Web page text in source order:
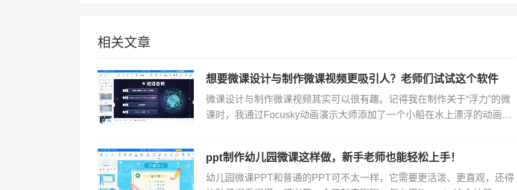
相关文章
想要微课设计与制作微课视频更吸引人？老师们试试这个软件
微课设计与制作微课视频其实可以很有趣。记得我在制作关于“浮力”的微
课时，我通过Focusky动画演示大师添加了一个小船在水上漂浮的动画，
ppt制作幼儿园微课这样做，新手老师也能轻松上手！
幼儿园微课PPT和普通的PPT可不太一样，它需要更活泼、更直观，还得